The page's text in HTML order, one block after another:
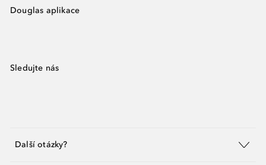
Douglas aplikace
Sledujte nás
Další otázky?